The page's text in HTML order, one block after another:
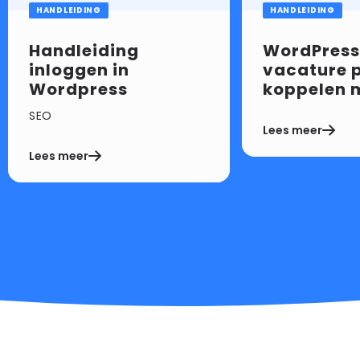
HANDLEIDING
Handleiding
inloggen in
Wordpress
SEO
Lees meer
HANDLEIDING
WordPress
vacature
koppelen
Lees meer